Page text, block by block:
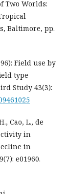
Two Worlds:
Baltimore, pp.
Field use by
type
Study 43(3):
Cao, L., de
in
in
e01960.